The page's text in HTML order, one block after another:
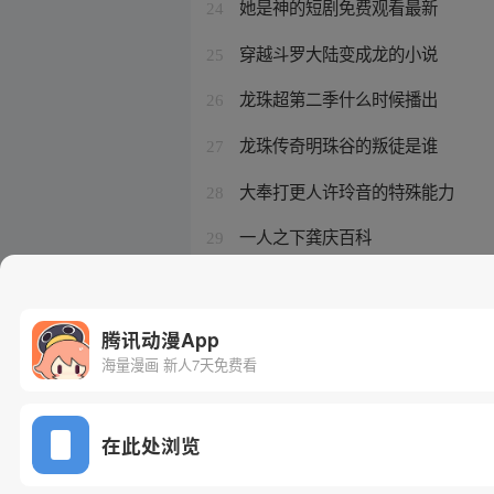
24 她是神的短剧免费观看最新
25 穿越斗罗大陆变成龙的小说
26 龙珠超第二季什么时候播出
27 龙珠传奇明珠谷的叛徒是谁
28 大奉打更人许玲音的特殊能力
29 一人之下龚庆百科
腾讯动漫App
海量漫画 新人7天免费看
在此处浏览